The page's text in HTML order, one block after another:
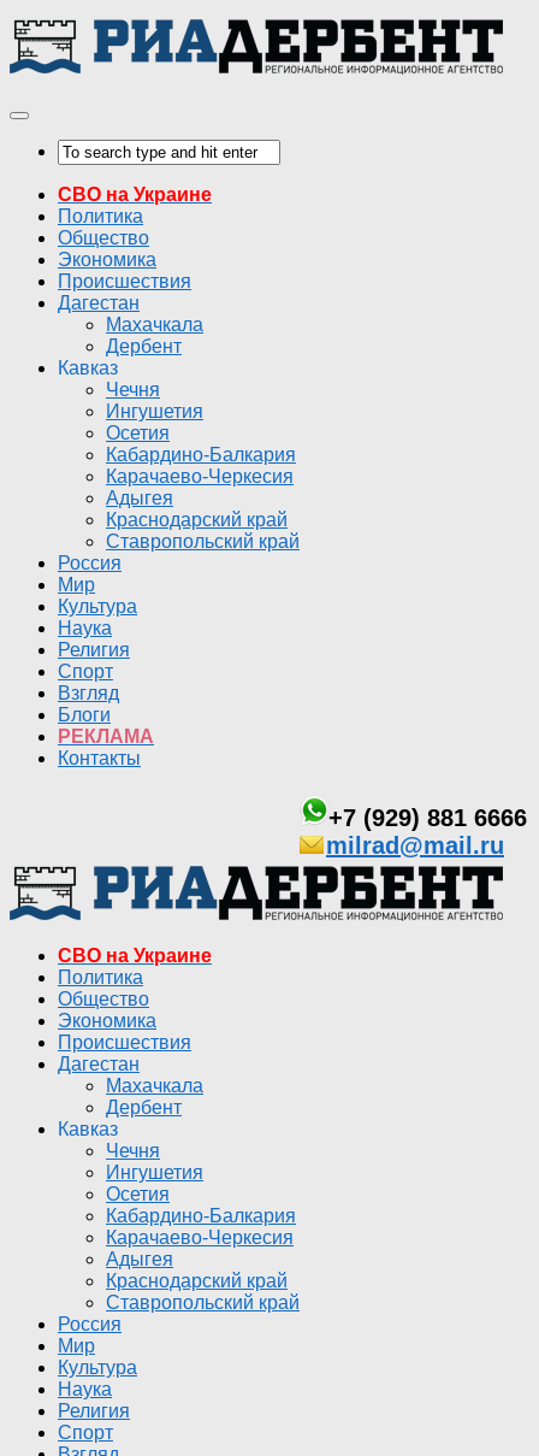
СВО на Украине
Политика
Общество
Экономика
Происшествия
Дагестан
Махачкала
Дербент
Кавказ
Чечня
Ингушетия
Осетия
Кабардино-Балкария
Карачаево-Черкесия
Адыгея
Краснодарский край
Ставропольский край
Россия
Мир
Культура
Наука
Религия
Спорт
Взгляд
Блоги
РЕКЛАМА
Контакты
+7 (929) 881 6666
milrad@mail.ru
СВО на Украине
Политика
Общество
Экономика
Происшествия
Дагестан
Махачкала
Дербент
Кавказ
Чечня
Ингушетия
Осетия
Кабардино-Балкария
Карачаево-Черкесия
Адыгея
Краснодарский край
Ставропольский край
Россия
Мир
Культура
Наука
Религия
Спорт